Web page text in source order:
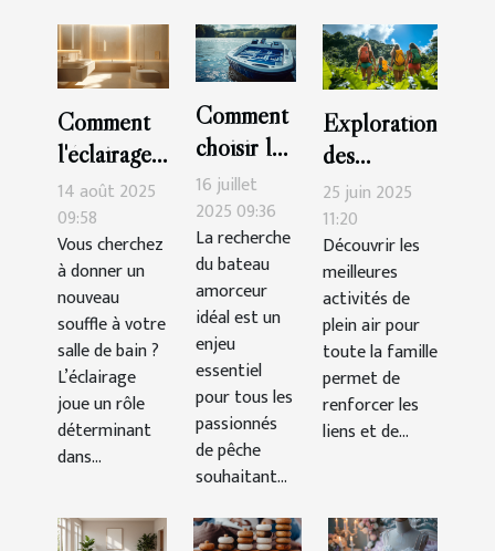
Comment
l'éclairage
peut
transformer
votre salle
de bain ?
14 août 2025
09:58
Vous cherchez
à donner un
nouveau
souffle à votre
salle de bain ?
L’éclairage
joue un rôle
déterminant
dans...
Comment
choisir le
meilleur
bateau
amorceur
pour vos
sessions
de pêche
?
16 juillet
2025 09:36
La recherche
du bateau
amorceur
idéal est un
enjeu
essentiel
pour tous les
passionnés
de pêche
souhaitant...
Exploration
des
meilleures
activités de
plein air
pour toute
la famille
25 juin 2025
11:20
Découvrir les
meilleures
activités de
plein air pour
toute la famille
permet de
renforcer les
liens et de...